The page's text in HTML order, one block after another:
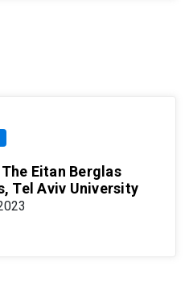
Eitan Berglas
Tel Aviv University